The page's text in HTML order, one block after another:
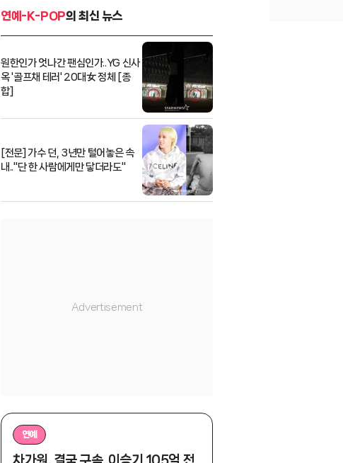
연예-K-POP의 최신 뉴스
원한인가 엇나간 팬심인가..YG 신사
옥 '골프채 테러' 20대女 정체 [종
합]
[전문] 가수 던, 3년만 털어놓은 속
내.."단 한 사람에게만 닿더라도"
연예
차가원, 결국 구속..이승기 105억 전